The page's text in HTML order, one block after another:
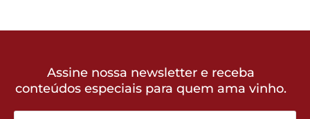
Assine nossa newsletter e receba
conteúdos especiais para quem ama vinho.